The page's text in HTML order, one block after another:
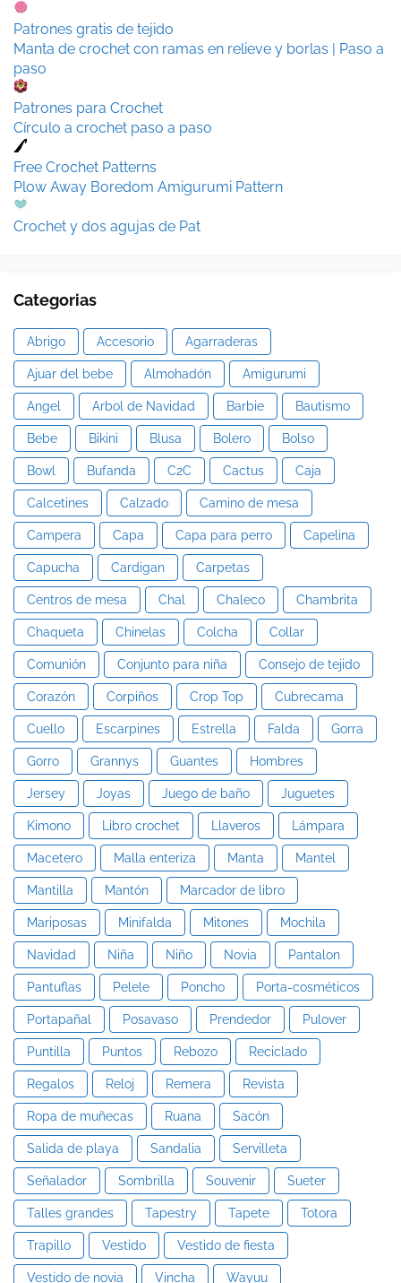
Patrones gratis de tejido
Manta de crochet con ramas en relieve y borlas | Paso a
paso
Patrones para Crochet
Círculo a crochet paso a paso
Free Crochet Patterns
Plow Away Boredom Amigurumi Pattern
Crochet y dos agujas de Pat
Categorias
Abrigo Accesorio Agarraderas
Ajuar del bebe Almohadón Amigurumi
Angel Arbol de Navidad Barbie Bautismo
Bebe Bikini Blusa Bolero Bolso
Bowl Bufanda C2C Cactus Caja
Calcetines Calzado Camino de mesa
Campera Capa Capa para perro Capelina
Capucha Cardigan Carpetas
Centros de mesa Chal Chaleco Chambrita
Chaqueta Chinelas Colcha Collar
Comunión Conjunto para niña Consejo de tejido
Corazón Corpiños Crop Top Cubrecama
Cuello Escarpines Estrella Falda Gorra
Gorro Grannys Guantes Hombres
Jersey Joyas Juego de baño Juguetes
Kimono Libro crochet Llaveros Lámpara
Macetero Malla enteriza Manta Mantel
Mantilla Mantón Marcador de libro
Mariposas Minifalda Mitones Mochila
Navidad Niña Niño Novia Pantalon
Pantuflas Pelele Poncho Porta-cosméticos
Portapañal Posavaso Prendedor Pulover
Puntilla Puntos Rebozo Reciclado
Regalos Reloj Remera Revista
Ropa de muñecas Ruana Sacón
Salida de playa Sandalia Servilleta
Señalador Sombrilla Souvenir Sueter
Talles grandes Tapestry Tapete Totora
Trapillo Vestido Vestido de fiesta
Vestido de novia Vincha Wayuu